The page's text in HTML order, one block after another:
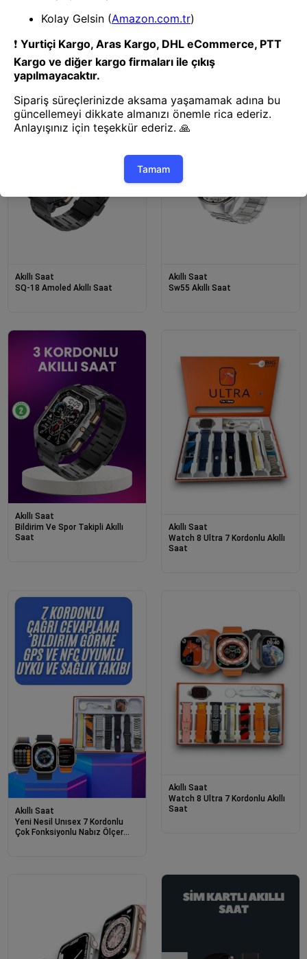
3 Kordonlu Akıllı Saat Uzun Pil
Süreli
Bildirim Ve Spor Takipli Akıllı
Saat
Akıllı Saat
SQ-18 Amoled Akıllı Saat
Akıllı Saat
Sw55 Akıllı Saat
Akıllı Saat
Bildirim Ve Spor Takipli Akıllı
Saat
Akıllı Saat
Watch 8 Ultra 7 Kordonlu Akıllı
Saat
Akıllı Saat
Yeni Nesil Unısex 7 Kordonlu
Çok Fonksiyonlu Nabız Ölçer
Akıllı Saat
Watch 8 Ultra 7 Kordonlu Akıllı
Saat